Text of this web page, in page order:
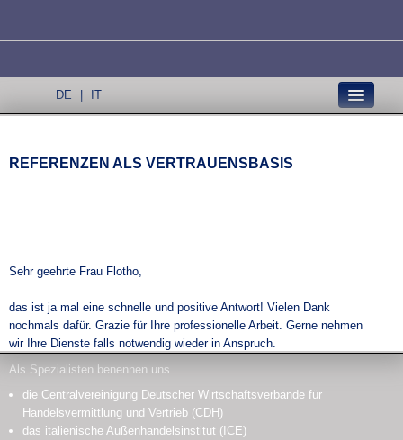
DE IT
Team
REFERENZEN ALS VERTRAUENSBASIS
Sehr geehrte Frau Flotho,
das ist ja mal eine schnelle und positive Antwort! Vielen Dank
nochmals dafür. Grazie für Ihre professionelle Arbeit. Gerne nehmen
wir Ihre Dienste falls notwendig wieder in Anspruch.
Als Spezialisten benennen uns
die Centralvereinigung Deutscher Wirtschaftsverbände für
Handelsvermittlung und Vertrieb (CDH)
das italienische Außenhandelsinstitut (ICE)